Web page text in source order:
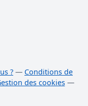
? — Conditions de
des cookies—